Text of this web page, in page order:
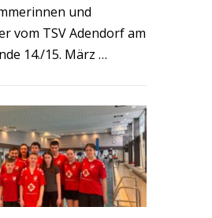
und
vom TSV Adendorf am
14./15. März …